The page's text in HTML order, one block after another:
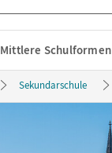
Mittlere Schulformen
Sekundarschule